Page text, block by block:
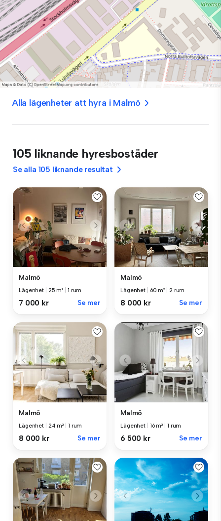
Alla lägenheter att hyra i Malmö
105 liknande hyresbostäder
Se alla 105 liknande resultat
Malmö
Lägenhet 25 m² 1 rum
7 000 kr Se mer
Malmö
Lägenhet 60 m² 2 rum
8 000 kr Se mer
Malmö
Lägenhet 24 m² 1 rum
8 000 kr Se mer
Malmö
Lägenhet 16 m² 1 rum
6 500 kr Se mer